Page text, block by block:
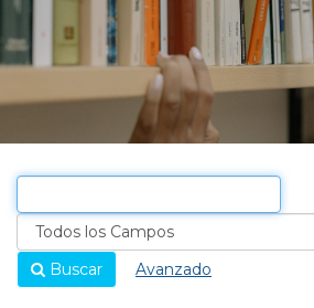
Buscar Avanzado